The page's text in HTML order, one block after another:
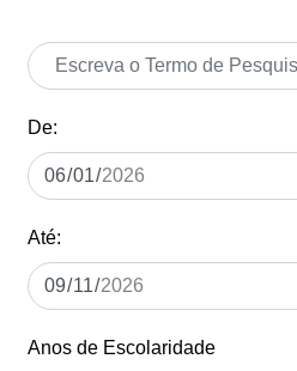
De:
Até:
Anos de Escolaridade